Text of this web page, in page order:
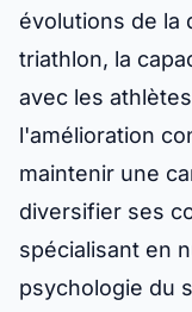
évolutions de la
triathlon, la
avec les
l'amélioration
maintenir une
diversifier ses
spécialisant en
psychologie du